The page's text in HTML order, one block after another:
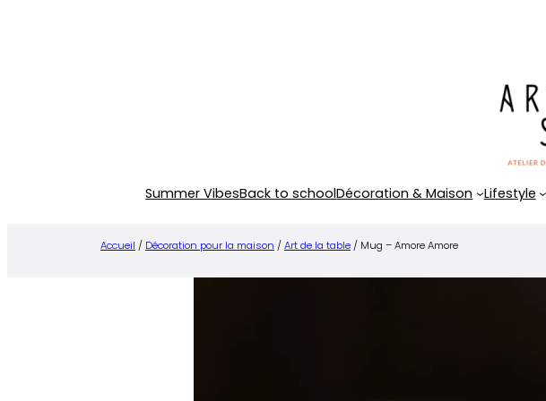
Summer VibesBack to schoolDécoration & Maison Lifestyle
Accueil / Décoration pour la maison /Art de la table / Mug – Amore Amore